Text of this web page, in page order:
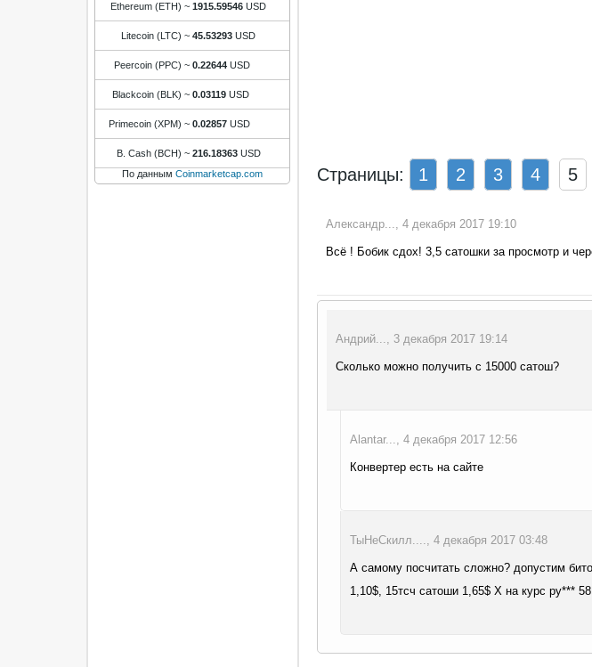
Ethereum (ETH) ~ 1915.59546 USD
Litecoin (LTC) ~ 45.53293 USD
Peercoin (PPC) ~ 0.22644 USD
Blackcoin (BLK) ~ 0.03119 USD
Primecoin (XPM) ~ 0.02857 USD
B. Cash (BCH) ~ 216.18363 USD
По данным Coinmarketcap.com Страницы: 1 2 3 4 5
Александр..., 4 декабря 2017 19:10
Всё ! Бобик сдох! 3,5 сатошки за просмотр и
Андрий..., 3 декабря 2017 19:14
Сколько можно получить с 15000 сатош?
Alantar..., 4 декабря 2017 12:56
Конвертер есть на сайте
ТыНеСкилл...., 4 декабря 2017 03:48
А самому посчитать сложно? допустим
1,10$, 15тсч сатоши 1,65$ X на курс ру***